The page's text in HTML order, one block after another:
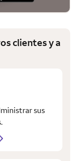
clientes y a
sus